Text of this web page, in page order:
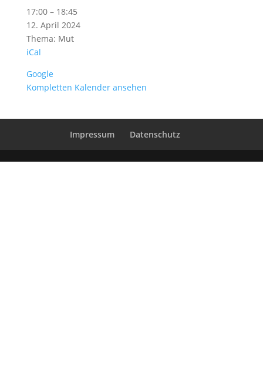
MamaKreis
im
Moya
Joga
17:00 – 18:45
12. April 2024
Thema: Mut
iCal
Google
Kompletten Kalender ansehen
Impressum Datenschutz